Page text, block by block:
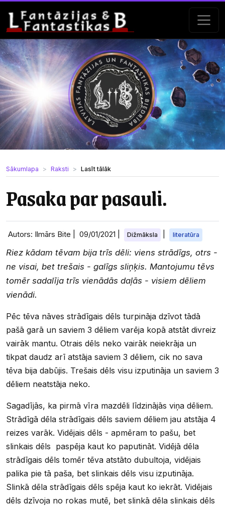
Sākumlapa Raksti Lasīt tālāk
Pasaka par pasauli.
Autors: Ilmārs Bite | 09/01/2021 Dižmāksla literatūra
Riez kādam tēvam bija trīs dēli: viens strādīgs, otrs -
ne visai, bet trešais - galīgs sliņķis. Mantojumu tēvs
tomēr sadalīja trīs vienādās daļās - visiem dēliem
vienādi.
Pēc tēva nāves strādīgais dēls turpināja dzīvot tādā
pašā garā un saviem 3 dēliem varēja kopā atstāt divreiz
vairāk mantu. Otrais dēls neko vairāk neiekrāja un
tikpat daudz arī atstāja saviem 3 dēliem, cik no sava
tēva bija dabūjis. Trešais dēls visu izputināja un saviem 3
dēliem neatstāja neko.
Sagadījās, ka pirmā vīra mazdēli līdzinājās viņa dēliem.
Strādīgā dēla strādīgais dēls saviem dēliem jau atstāja 4
reizes varāk. Vidējais dēls - apmēram to pašu, bet
slinkais dēls paspēja kaut ko paputināt. Vidējā dēla
strādīgais dēls tomēr tēva atstāto dubultoja, vidējais
palika pie tā paša, bet slinkais dēls visu izputināja.
Slinkā dēla strādīgais dēls spēja kaut ko iekrāt. Vidējais
dēls dzīvoja no rokas mutē, bet slinkā dēla slinkais dēls